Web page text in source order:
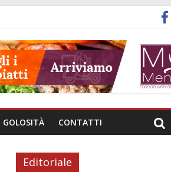
GOLOSITÀ CONTATTI
Editoriale